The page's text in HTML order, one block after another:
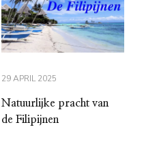
29 APRIL 2025
Natuurlijke pracht van
de Filipijnen